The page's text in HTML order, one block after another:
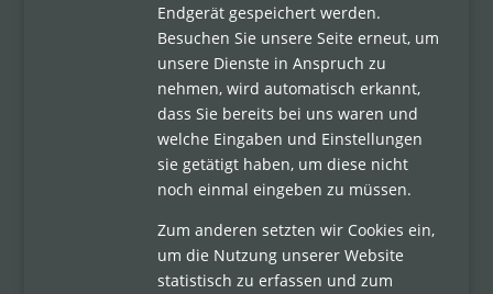
Endgerät gespeichert werden.
Besuchen Sie unsere Seite erneut, um
unsere Dienste in Anspruch zu
nehmen, wird automatisch erkannt,
dass Sie bereits bei uns waren und
welche Eingaben und Einstellungen
sie getätigt haben, um diese nicht
noch einmal eingeben zu müssen.
Zum anderen setzten wir Cookies ein,
um die Nutzung unserer Website
statistisch zu erfassen und zum